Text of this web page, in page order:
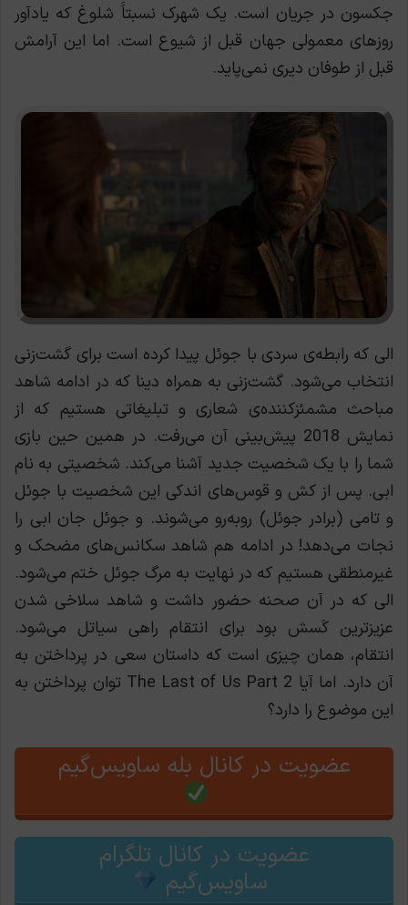
جکسون در جریان است. یک شهرک نسبتاََ شلوغ که یادآور
روزهای معمولی جهان قبل از شیوع است. اما این آرامش
قبل از طوفان دیری نمی‌پاید.
الی که رابطه‌ی سردی با جوئل پیدا کرده است برای گشت‌زنی
انتخاب می‌شود. گشت‌زنی به همراه دینا که در ادامه شاهد
مباحث مشمئزکننده‌ی شعاری و تبلیغاتی هستیم که از
نمایش 2018 پیش‌بینی آن می‌رفت. در همین حین بازی
شما را با یک شخصیت جدید آشنا می‌کند. شخصیتی به نام
ابی. پس از کش و قوس‌های اندکی این شخصیت با جوئل
و تامی (برادر جوئل) روبه‌رو می‌شوند. و جوئل جان ابی را
نجات می‌دهد! در ادامه هم شاهد سکانس‌های مضحک و
غیرمنطقی هستیم که در نهایت به مرگ جوئل ختم می‌شود.
الی که در آن صحنه حضور داشت و شاهد سلاخی شدن
عزیزترین کَسش بود برای انتقام راهی سیاتل می‌شود.
انتقام، همان چیزی است که داستان سعی در پرداختن به
آن دارد. اما آیا The Last of Us Part 2 توان پرداختن به
این موضوع را دارد؟
عضویت در کانال بله ساویس‌گیم
عضویت در کانال تلگرام
ساویس‌گیم